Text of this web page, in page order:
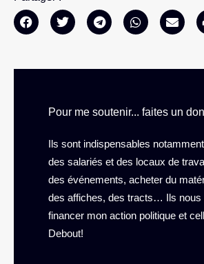
Pour me soutenir... faites un
Ils sont indispensables
des salariés et des locaux de
des événements, acheter du
des affiches, des tracts… Ils nous
financer mon action politique et
Debout!